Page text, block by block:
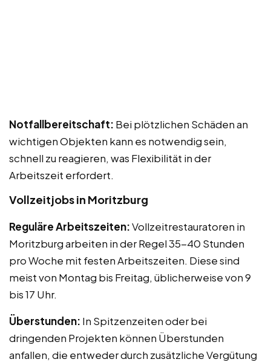
Notfallbereitschaft: Bei plötzlichen Schäden an
wichtigen Objekten kann es notwendig sein,
schnell zu reagieren, was Flexibilität in der
Arbeitszeit erfordert.
Vollzeitjobs in Moritzburg
Reguläre Arbeitszeiten:Vollzeitrestauratoren in
Moritzburg arbeiten in der Regel 35-40 Stunden
pro Woche mit festen Arbeitszeiten. Diese sind
meist von Montag bis Freitag, üblicherweise von 9
bis 17 Uhr.
Überstunden: In Spitzenzeiten oder bei
dringenden Projekten können Überstunden
anfallen, die entweder durch zusätzliche Vergütung